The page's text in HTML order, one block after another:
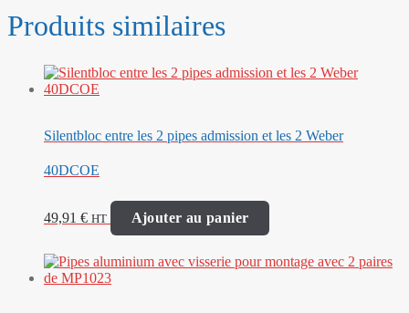
Produits similaires
Silentbloc entre les 2 pipes admission et les 2 Weber
40DCOE
49,91 € HT Ajouter au panier